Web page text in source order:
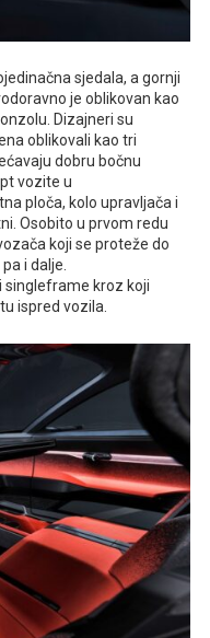
sjedala, a gornji
je oblikovan kao
Dizajneri su
oblikovali kao tri
dobru bočnu
vozite u
ploča, kolo upravljača i
Osobito u prvom redu
koji se proteže do
i dalje.
singleframe kroz koji
ispred vozila.